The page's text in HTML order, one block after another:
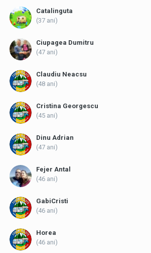
Catalinguta
(37 ani)
Ciupagea Dumitru
(47 ani)
Claudiu Neacsu
(48 ani)
Cristina Georgescu
(45 ani)
Dinu Adrian
(47 ani)
Fejer Antal
(46 ani)
GabiCristi
(46 ani)
Horea
(46 ani)